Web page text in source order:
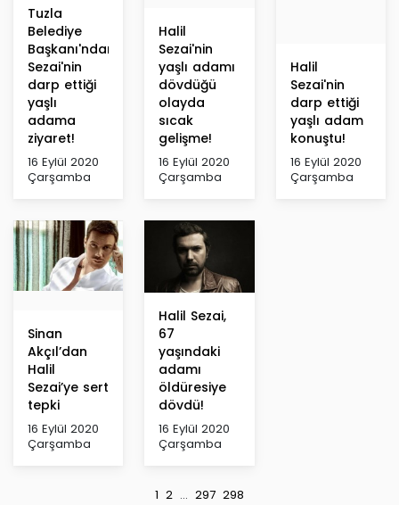
Tuzla
Belediye
Başkanı'ndan
Sezai'nin
darp ettiği
yaşlı
adama
ziyaret!
16 Eylül 2020
Çarşamba
Halil
Sezai'nin
yaşlı adamı
dövdüğü
olayda
sıcak
gelişme!
16 Eylül 2020
Çarşamba
Halil
Sezai'nin
darp ettiği
yaşlı adam
konuştu!
16 Eylül 2020
Çarşamba
Sinan
Akçıl’dan
Halil
Sezai’ye sert
tepki
16 Eylül 2020
Çarşamba
Halil Sezai,
67
yaşındaki
adamı
öldüresiye
dövdü!
16 Eylül 2020
Çarşamba
1 2 ... 297 298